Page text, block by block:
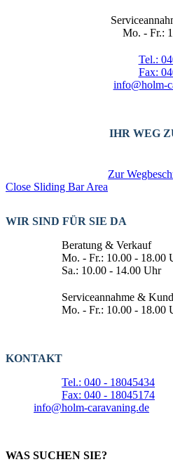
Mo. - Fr.:
Tel.:
Fax:
info@holm-
IHR WEG
Zur
Close Sliding Bar Area
WIR SIND FÜR SIE DA
Beratung & Verkauf
Mo. - Fr.: 10.00 - 18.00
Sa.: 10.00 - 14.00 Uhr
Serviceannahme &
Mo. - Fr.: 10.00 - 18.00
KONTAKT
Tel.: 040 - 18045434
Fax: 040 - 18045174
info@holm-caravaning.de
WAS SUCHEN SIE?